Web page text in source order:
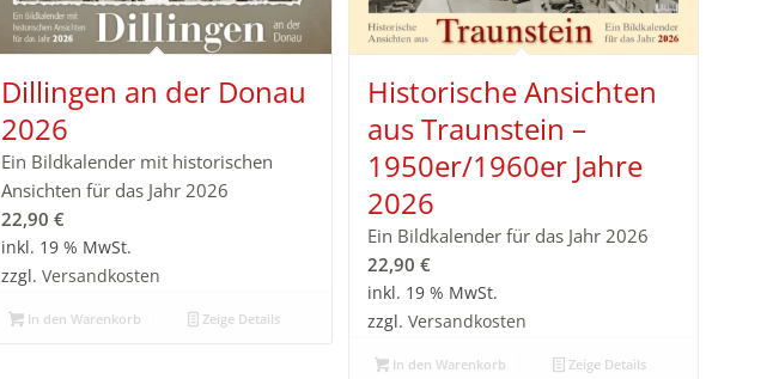
Dillingen an der Donau
2026
Ein Bildkalender mit historischen
Ansichten für das Jahr 2026
22,90€
inkl. 19 % MwSt.
zzgl.Versandkosten
In den Warenkorb Zeige Details
Historische Ansichten
aus Traunstein –
1950er/1960er Jahre
2026
Ein Bildkalender für das Jahr 2026
22,90 €
inkl. 19 % MwSt.
zzgl. Versandkosten
In den Warenkorb Zeige Details